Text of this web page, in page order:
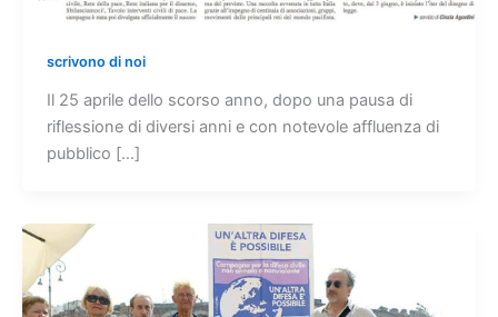
scrivono di noi
Il 25 aprile dello scorso anno, dopo una pausa di
riflessione di diversi anni e con notevole affluenza di
pubblico […]